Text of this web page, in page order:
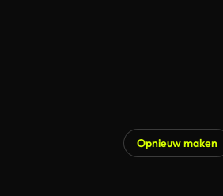
Opnieuw maken